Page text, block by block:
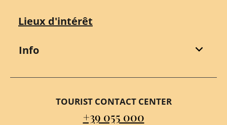
Lieux d'intérêt
Info
TOURIST CONTACT CENTER
+39 055 000